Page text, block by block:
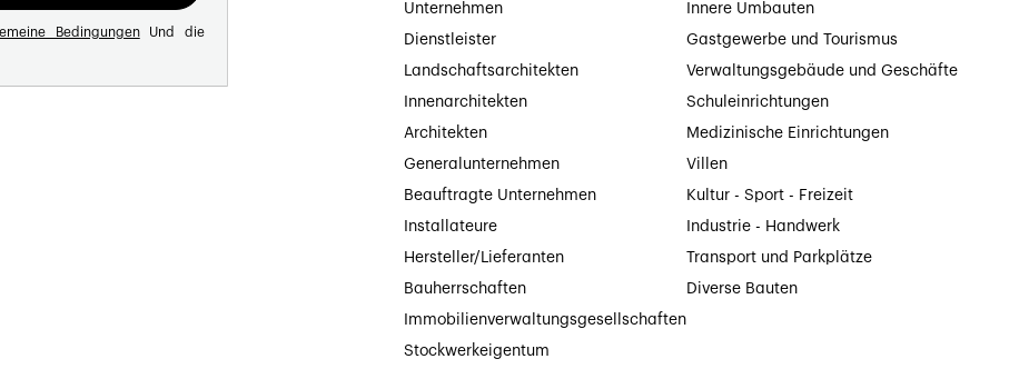
BedingungenUnd die
Unternehmen
Dienstleister
Landschaftsarchitekten
Innenarchitekten
Architekten
Generalunternehmen
Beauftragte Unternehmen
Installateure
Hersteller/Lieferanten
Bauherrschaften
Immobilienverwaltungsgesellschaften
Stockwerkeigentum
Innere Umbauten
Gastgewerbe und Tourismus
Verwaltungsgebäude und Geschäfte
Schuleinrichtungen
Medizinische Einrichtungen
Villen
Kultur - Sport - Freizeit
Industrie - Handwerk
Transport und Parkplätze
Diverse Bauten